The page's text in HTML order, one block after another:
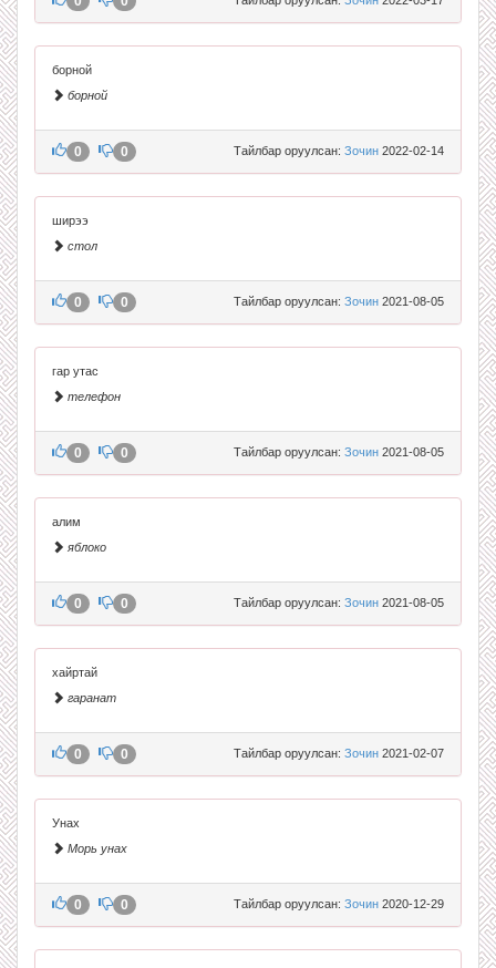
борной
борной
Тайлбар оруулсан: Зочин 2022-02-14
0 0
ширээ
стол
Тайлбар оруулсан: Зочин 2021-08-05
0 0
гар утас
телефон
Тайлбар оруулсан: Зочин 2021-08-05
0 0
алим
яблоко
Тайлбар оруулсан: Зочин 2021-08-05
0 0
хайртай
гаранат
Тайлбар оруулсан: Зочин 2021-02-07
0 0
Унах
Морь унах
Тайлбар оруулсан: Зочин 2020-12-29
0 0